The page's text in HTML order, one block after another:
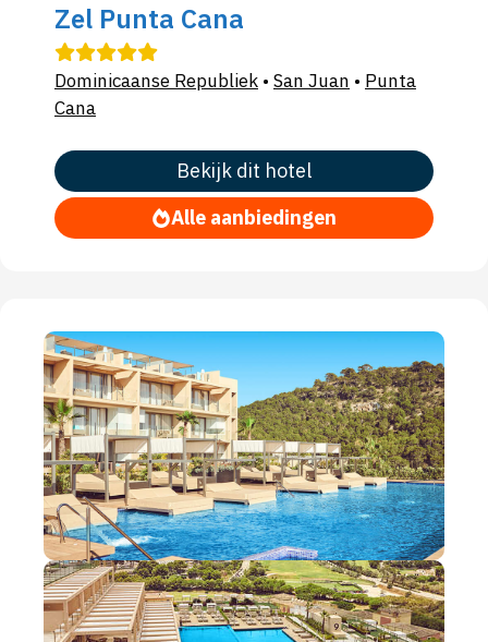
Zel Punta Cana
Dominicaanse Republiek • San Juan • Punta
Cana
Bekijk dit hotel
Alle aanbiedingen